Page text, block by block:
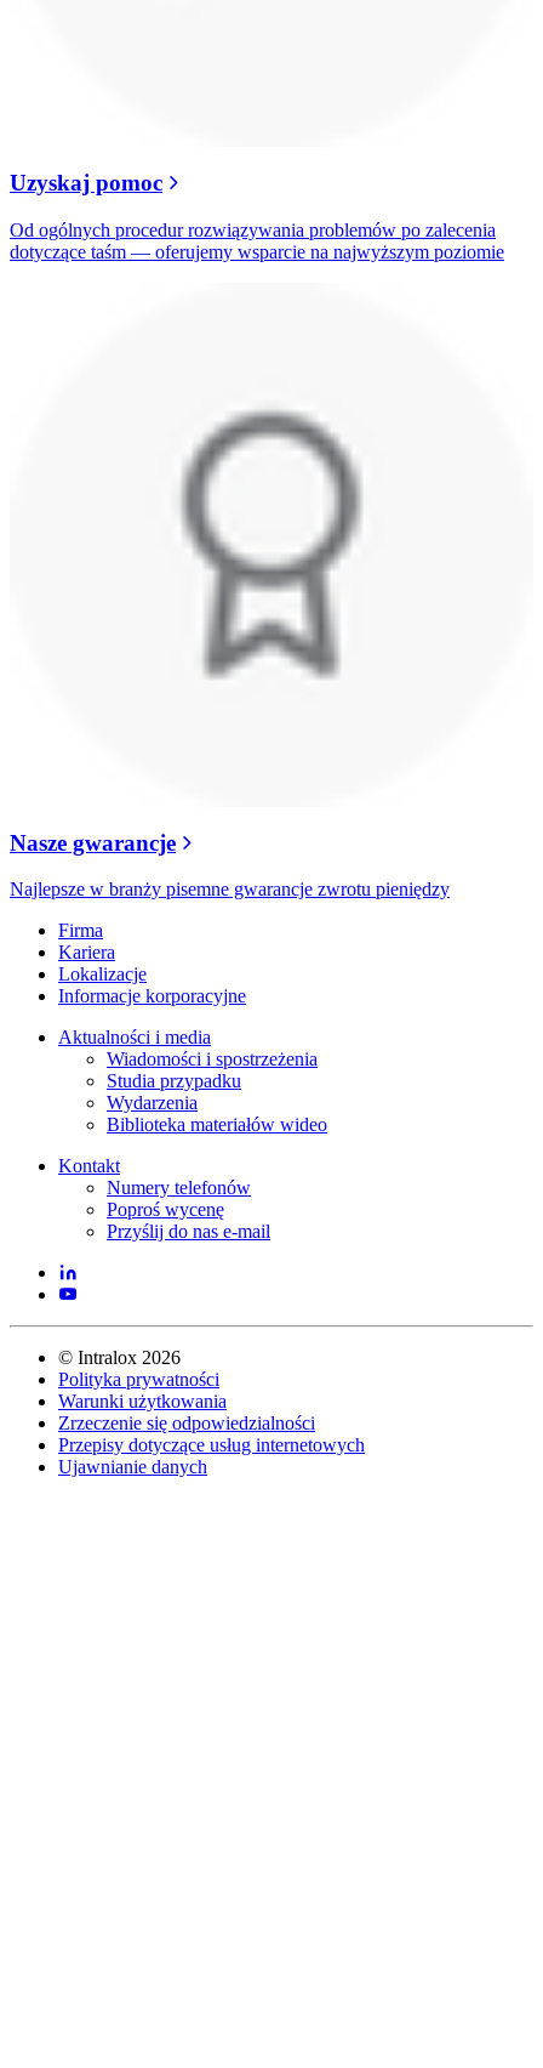
Uzyskaj pomoc
Od ogólnych procedur rozwiązywania problemów po zalecenia
dotyczące taśm — oferujemy wsparcie na najwyższym poziomie
Nasze gwarancje
Najlepsze w branży pisemne gwarancje zwrotu pieniędzy
Firma
Kariera
Lokalizacje
Informacje korporacyjne
Aktualności i media
Wiadomości i spostrzeżenia
Studia przypadku
Wydarzenia
Biblioteka materiałów wideo
Kontakt
Numery telefonów
Poproś wycenę
Przyślij do nas e-mail
© Intralox 2026
Polityka prywatności
Warunki użytkowania
Zrzeczenie się odpowiedzialności
Przepisy dotyczące usług internetowych
Ujawnianie danych